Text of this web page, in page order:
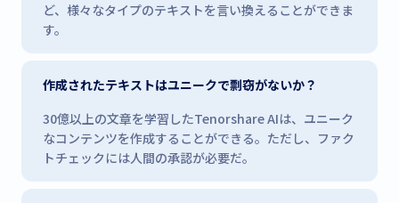
ど、様々なタイプのテキストを言い換えることができま
す。
作成されたテキストはユニークで剽窃がないか？
30億以上の文章を学習したTenorshare AIは、ユニーク
なコンテンツを作成することができる。ただし、ファク
トチェックには人間の承認が必要だ。